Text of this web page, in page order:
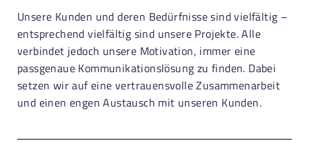
Unsere Kunden und deren Bedürfnisse sind vielfältig –
entsprechend vielfältig sind unsere Projekte. Alle
verbindet jedoch unsere Motivation, immer eine
passgenaue Kommunikationslösung zu finden. Dabei
setzen wir auf eine vertrauensvolle Zusammenarbeit
und einen engen Austausch mit unseren Kunden.